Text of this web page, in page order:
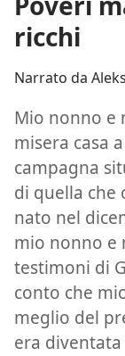
ricchi
Narrato da
Mio nonno e
misera casa
campagna
di quella che
nato nel
mio nonno e
testimoni di
conto che
meglio del
era